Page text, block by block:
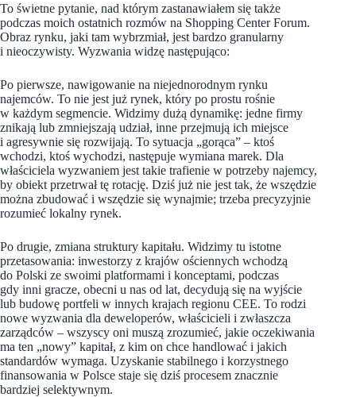
To świetne pytanie, nad którym zastanawiałem się także
podczas moich ostatnich rozmów na Shopping Center Forum.
Obraz rynku, jaki tam wybrzmiał, jest bardzo granularny
i nieoczywisty. Wyzwania widzę następująco:
Po pierwsze, nawigowanie na niejednorodnym rynku
najemców. To nie jest już rynek, który po prostu rośnie
w każdym segmencie. Widzimy dużą dynamikę: jedne firmy
znikają lub zmniejszają udział, inne przejmują ich miejsce
i agresywnie się rozwijają. To sytuacja „gorąca” – ktoś
wchodzi, ktoś wychodzi, następuje wymiana marek. Dla
właściciela wyzwaniem jest takie trafienie w potrzeby najemcy,
by obiekt przetrwał tę rotację. Dziś już nie jest tak, że wszędzie
można zbudować i wszędzie się wynajmie; trzeba precyzyjnie
rozumieć lokalny rynek.
Po drugie, zmiana struktury kapitału. Widzimy tu istotne
przetasowania: inwestorzy z krajów ościennych wchodzą
do Polski ze swoimi platformami i konceptami, podczas
gdy inni gracze, obecni u nas od lat, decydują się na wyjście
lub budowę portfeli w innych krajach regionu CEE. To rodzi
nowe wyzwania dla deweloperów, właścicieli i zwłaszcza
zarządców – wszyscy oni muszą zrozumieć, jakie oczekiwania
ma ten „nowy” kapitał, z kim on chce handlować i jakich
standardów wymaga. Uzyskanie stabilnego i korzystnego
finansowania w Polsce staje się dziś procesem znacznie
bardziej selektywnym.